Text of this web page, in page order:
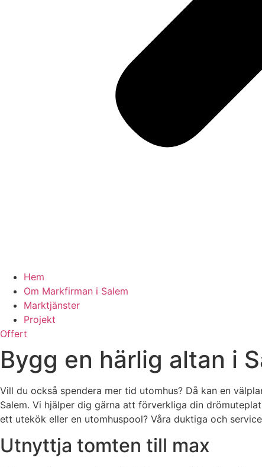
Hem
Om Markfirman i Salem
Marktjänster
Projekt
Offert
Bygg en härlig altan i
Vill du också spendera mer tid utomhus? Då kan en
Salem. Vi hjälper dig gärna att förverkliga din
ett utekök eller en utomhuspool? Våra duktiga och
Utnyttja tomten till max